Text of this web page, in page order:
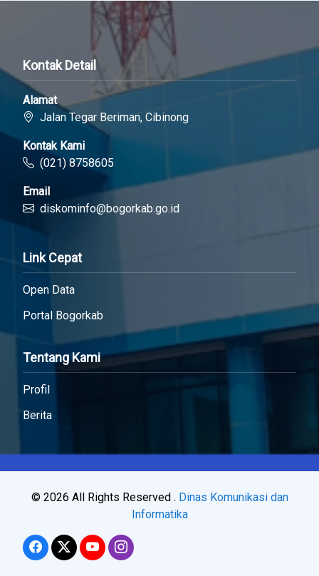
Kontak Detail
Alamat
Jalan Tegar Beriman, Cibinong
Kontak Kami
(021) 8758605
Email
diskominfo@bogorkab.go.id
Link Cepat
Open Data
Portal Bogorkab
Tentang Kami
Profil
Berita
© 2026 All Rights Reserved . Dinas Komunikasi dan
Informatika